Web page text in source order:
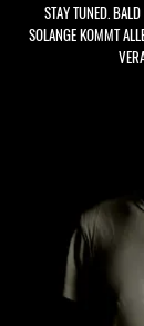
STAY TUNED.
SOLANGE KOMMT